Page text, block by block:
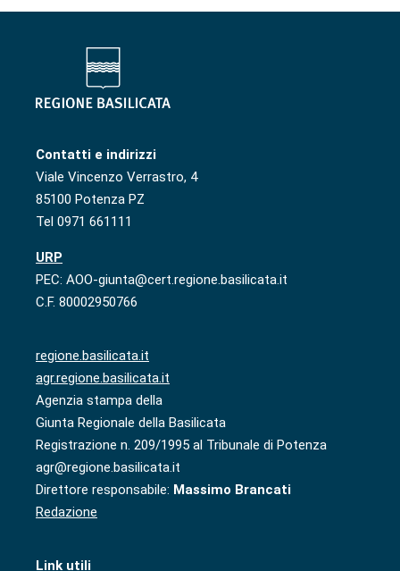
Contatti e indirizzi
Viale Vincenzo Verrastro, 4
85100 Potenza PZ
Tel 0971 661111
URP
PEC: AOO-giunta@cert.regione.basilicata.it
C.F. 80002950766
regione.basilicata.it
agr.regione.basilicata.it
Agenzia stampa della
Giunta Regionale della Basilicata
Registrazione n. 209/1995 al Tribunale di Potenza
agr@regione.basilicata.it
Direttore responsabile: Massimo Brancati
Redazione
Link utili